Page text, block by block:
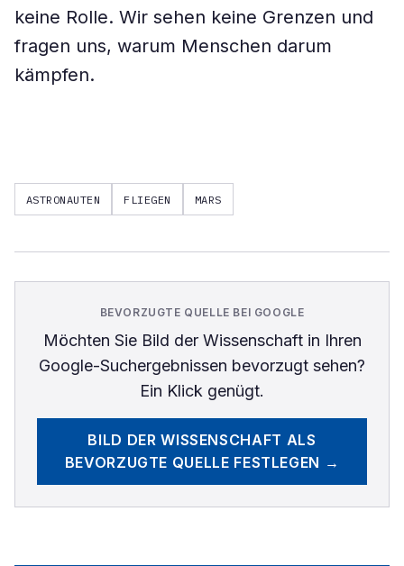
keine Rolle. Wir sehen keine Grenzen und
fragen uns, warum Menschen darum
kämpfen.
ASTRONAUTEN FLIEGEN MARS
BEVORZUGTE QUELLE BEI GOOGLE
Möchten Sie Bild der Wissenschaftin Ihren
Google-Suchergebnissen bevorzugt sehen?
Ein Klick genügt.
BILD DER WISSENSCHAFT ALS
BEVORZUGTE QUELLE FESTLEGEN →